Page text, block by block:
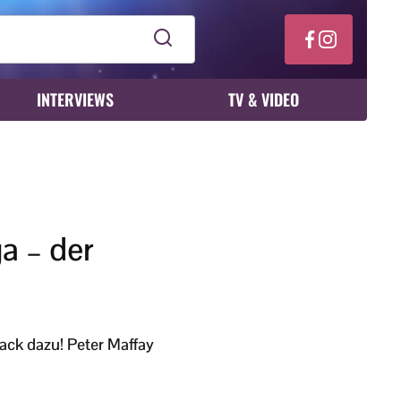
INTERVIEWS TV & VIDEO
– der
dazu! Peter Maffay